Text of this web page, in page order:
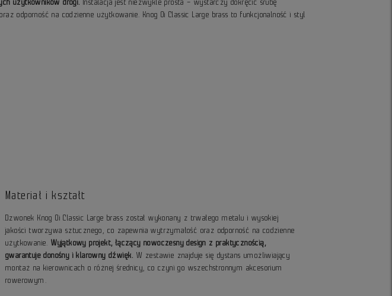
użytkowników drogi. Instalacja jest niezwykle prosta – wystarczy dokręcić śrubę
odporność na codzienne użytkowanie. Knog Oi Classic Large brass to funkcjonalność i styl
Materiał i kształt
Dzwonek Knog Oi Classic Large brass został wykonany z trwałego metalu i wysokiej
jakości tworzywa sztucznego, co zapewnia wytrzymałość oraz odporność na codzienne
użytkowanie.Wyjątkowy projekt, łączący nowoczesny design z praktycznością,
gwarantuje donośny i klarowny dźwięk. W zestawie znajduje się dystans umożliwiający
montaż na kierownicach o różnej średnicy, co czyni go wszechstronnym akcesorium
rowerowym.